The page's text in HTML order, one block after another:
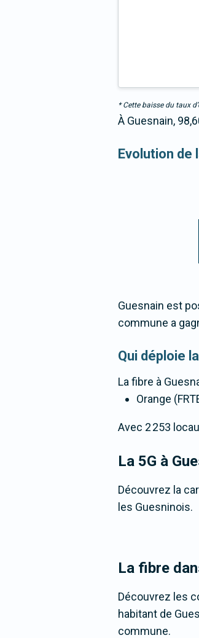
* Cette baisse du taux
À Guesnain,
Evolution
Guesnain est
commune a
Qui déploie
La fibre à
Orange
Avec 2 253
La 5G à
Découvrez la
les Guesninois.
La fibre
Découvrez les
habitant de
commune.